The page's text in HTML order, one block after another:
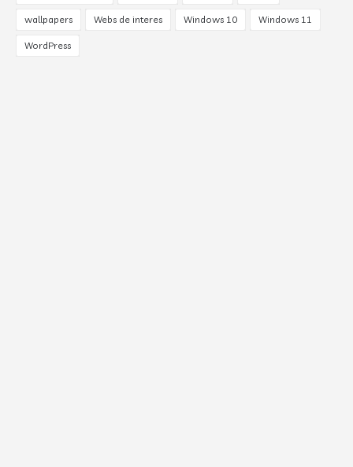
wallpapers Webs de interes Windows 10 Windows 11
WordPress